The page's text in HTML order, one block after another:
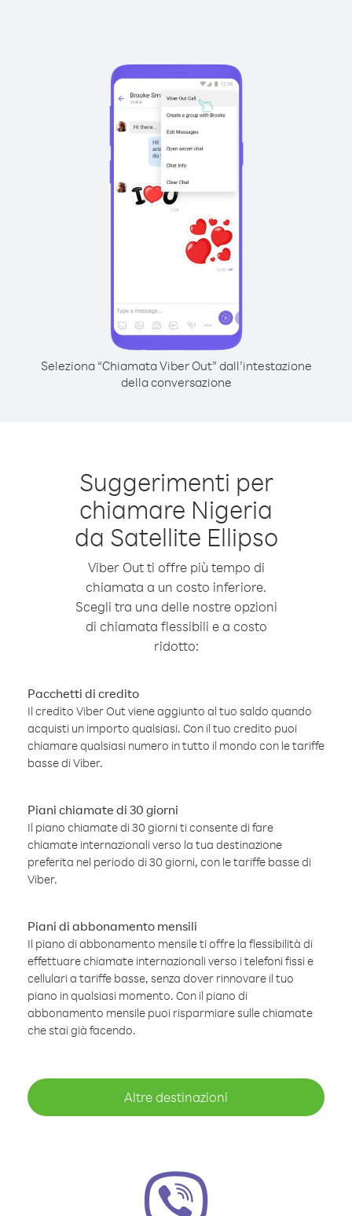
Seleziona “Chiamata Viber Out” dall’intestazione
della conversazione
Suggerimenti per
chiamare Nigeria
da Satellite Ellipso
Viber Out ti offre più tempo di
chiamata a un costo inferiore.
Scegli tra una delle nostre opzioni
di chiamata flessibili e a costo
ridotto:
Pacchetti di credito
Il credito Viber Out viene aggiunto al tuo saldo quando
acquisti un importo qualsiasi. Con il tuo credito puoi
chiamare qualsiasi numero in tutto il mondo con le tariffe
basse di Viber.
Piani chiamate di 30 giorni
Il piano chiamate di 30 giorni ti consente di fare
chiamate internazionali verso la tua destinazione
preferita nel periodo di 30 giorni, con le tariffe basse di
Viber.
Piani di abbonamento mensili
Il piano di abbonamento mensile ti offre la flessibilità di
effettuare chiamate internazionali verso i telefoni fissi e
cellulari a tariffe basse, senza dover rinnovare il tuo
piano in qualsiasi momento. Con il piano di
abbonamento mensile puoi risparmiare sulle chiamate
che stai già facendo.
Altre destinazioni